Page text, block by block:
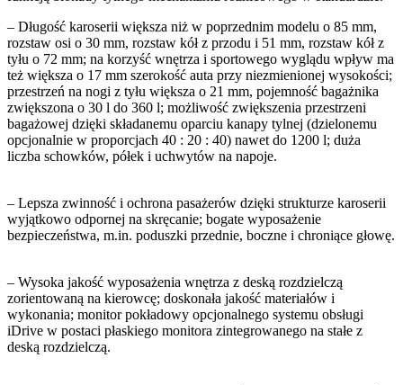
– Długość karoserii większa niż w poprzednim modelu o 85 mm,
rozstaw osi o 30 mm, rozstaw kół z przodu i 51 mm, rozstaw kół z
tyłu o 72 mm; na korzyść wnętrza i sportowego wyglądu wpływ ma
też większa o 17 mm szerokość auta przy niezmienionej wysokości;
przestrzeń na nogi z tyłu większa o 21 mm, pojemność bagażnika
zwiększona o 30 l do 360 l; możliwość zwiększenia przestrzeni
bagażowej dzięki składanemu oparciu kanapy tylnej (dzielonemu
opcjonalnie w proporcjach 40 : 20 : 40) nawet do 1200 l; duża
liczba schowków, półek i uchwytów na napoje.
– Lepsza zwinność i ochrona pasażerów dzięki strukturze karoserii
wyjątkowo odpornej na skręcanie; bogate wyposażenie
bezpieczeństwa, m.in. poduszki przednie, boczne i chroniące głowę.
– Wysoka jakość wyposażenia wnętrza z deską rozdzielczą
zorientowaną na kierowcę; doskonała jakość materiałów i
wykonania; monitor pokładowy opcjonalnego systemu obsługi
iDrive w postaci płaskiego monitora zintegrowanego na stałe z
deską rozdzielczą.